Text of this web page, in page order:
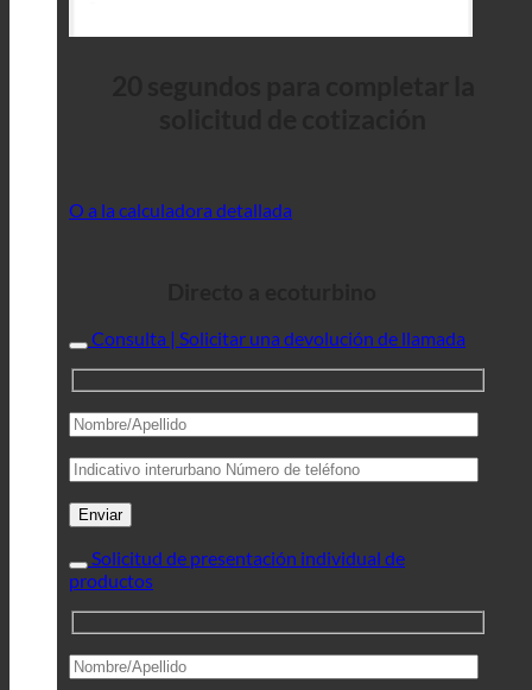
O a la calculadora detallada
Consulta | Solicitar una devolución de llamada
Solicitud de presentación individual de
productos